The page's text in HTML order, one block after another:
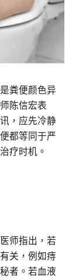
粪便颜色异
陈信宏表
，应先冷静
都等同于严
疗时机。
师指出，若
关，例如痔
者。若血液